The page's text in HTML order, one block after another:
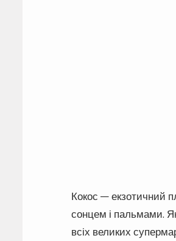
Кокос — екзотичний
сонцем і пальмами.
всіх великих